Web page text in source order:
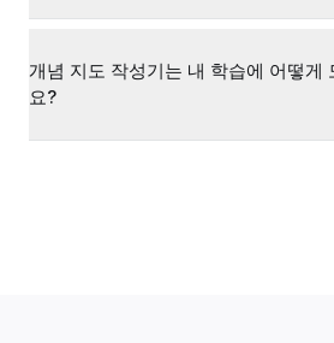
개념 지도 작성기는 내 학습에 어떻게
요?